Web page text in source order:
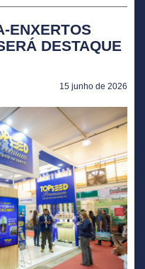
ENXERTOS
DESTAQUE
15 junho de 2026